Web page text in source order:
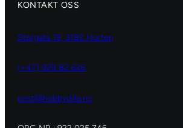
KONTAKT OSS
Storgata 19, 3182 Horten
(+47) 929 82 626
post@hobbydilla.no